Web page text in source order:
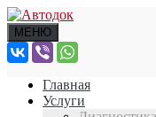
МЕНЮ
Главная
Услуги